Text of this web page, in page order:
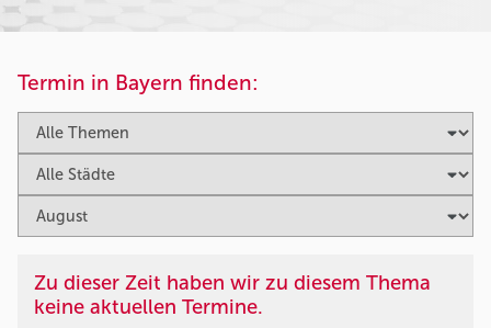
Termin in Bayern finden:
Zu dieser Zeit haben wir zu diesem Thema
keine aktuellen Termine.